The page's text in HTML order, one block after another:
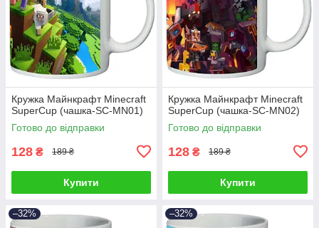
Кружка Майнкрафт Minecraft
SuperCup (чашка-SC-MN01)
Готово до відправки
128 ₴ 189 ₴
Купити
Кружка Майнкрафт Minecraft
SuperCup (чашка-SC-MN02)
Готово до відправки
128 ₴ 189 ₴
Купити
–32% –32%